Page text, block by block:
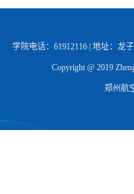
学院电话：61912116 | 地址：龙
Copyright @ 2019
郑州航